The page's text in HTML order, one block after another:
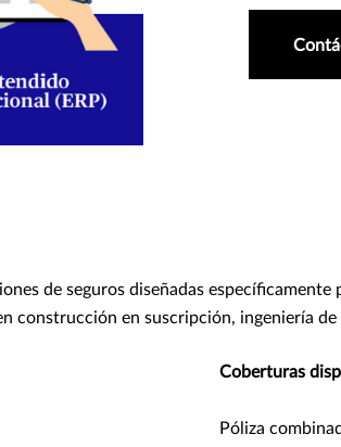
de seguros diseñadas específicamente
construcción en suscripción, ingeniería de
Coberturas
Póliza